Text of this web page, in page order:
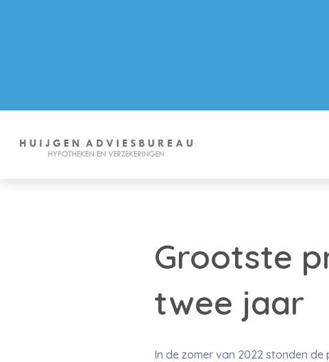
Grootste
twee jaar
In de zomer van 2022 stonden